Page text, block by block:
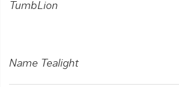
TumbLion
Name Tealight